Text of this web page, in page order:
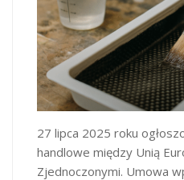
27 lipca 2025 roku
handlowe między Unią
Zjednoczonymi. Umowa